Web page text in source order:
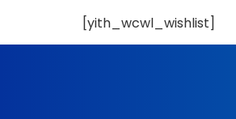
[yith_wcwl_wishlist]